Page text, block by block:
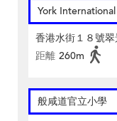
York
香港水街１８號
距離 260m
般咸道官立小學